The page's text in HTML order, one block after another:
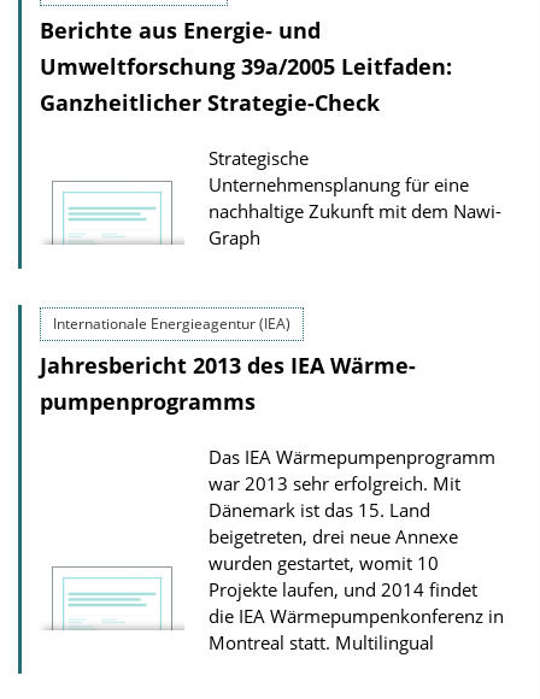
Berichte aus Energie- und
Umweltforschung 39a/2005 Leitfaden:
Ganzheitlicher Strategie-Check
Strategische
Unternehmensplanung für eine
nachhaltige Zukunft mit dem Nawi-
Graph
Internationale Energieagentur (IEA)
Jahresbericht 2013 des IEA Wärme­
pumpen­programms
Das IEA Wärmepumpenprogramm
war 2013 sehr erfolgreich. Mit
Dänemark ist das 15. Land
beigetreten, drei neue Annexe
wurden gestartet, womit 10
Projekte laufen, und 2014 findet
die IEA Wärmepumpenkonferenz in
Montreal statt. Multilingual